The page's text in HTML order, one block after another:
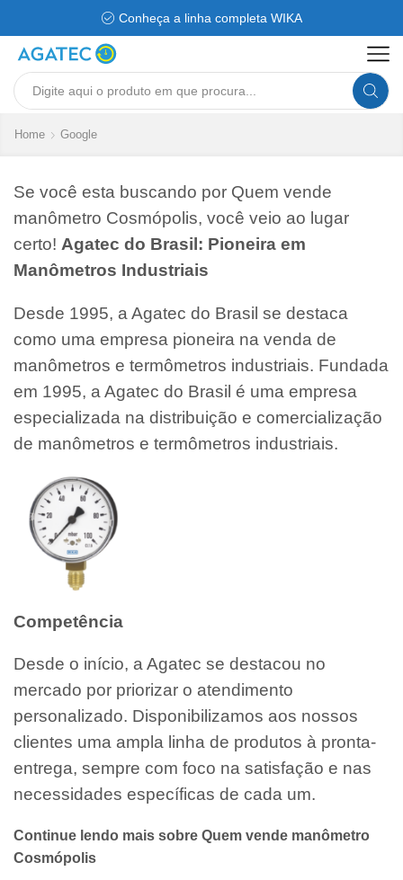
Conheça a linha completa WIKA
Search
Home Google
Se você esta buscando por Quem vende
manômetro Cosmópolis, você veio ao lugar
certo! Agatec do Brasil: Pioneira em
Manômetros Industriais
Desde 1995, a Agatec do Brasil se destaca
como uma empresa pioneira na venda de
manômetros e termômetros industriais. Fundada
em 1995, a Agatec do Brasil é uma empresa
especializada na distribuição e comercialização
de manômetros e termômetros industriais.
Competência
Desde o início, a Agatec se destacou no
mercado por priorizar o atendimento
personalizado. Disponibilizamos aos nossos
clientes uma ampla linha de produtos à pronta-
entrega, sempre com foco na satisfação e nas
necessidades específicas de cada um.
Continue lendo mais sobre Quem vende manômetro
Cosmópolis